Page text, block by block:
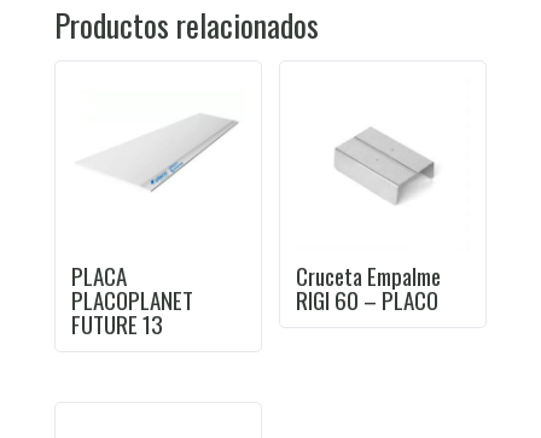
Productos relacionados
PLACA
PLACOPLANET
FUTURE 13
Cruceta Empalme
RIGI 60 – PLACO